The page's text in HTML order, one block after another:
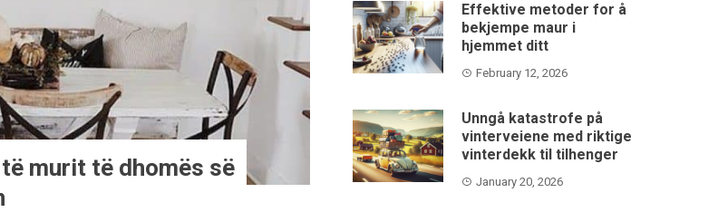
murit të dhomës së
Effektive metoder for å
bekjempe maur i
hjemmet ditt
February 12, 2026
Unngå katastrofe på
vinterveiene med riktige
vinterdekk til tilhenger
January 20, 2026